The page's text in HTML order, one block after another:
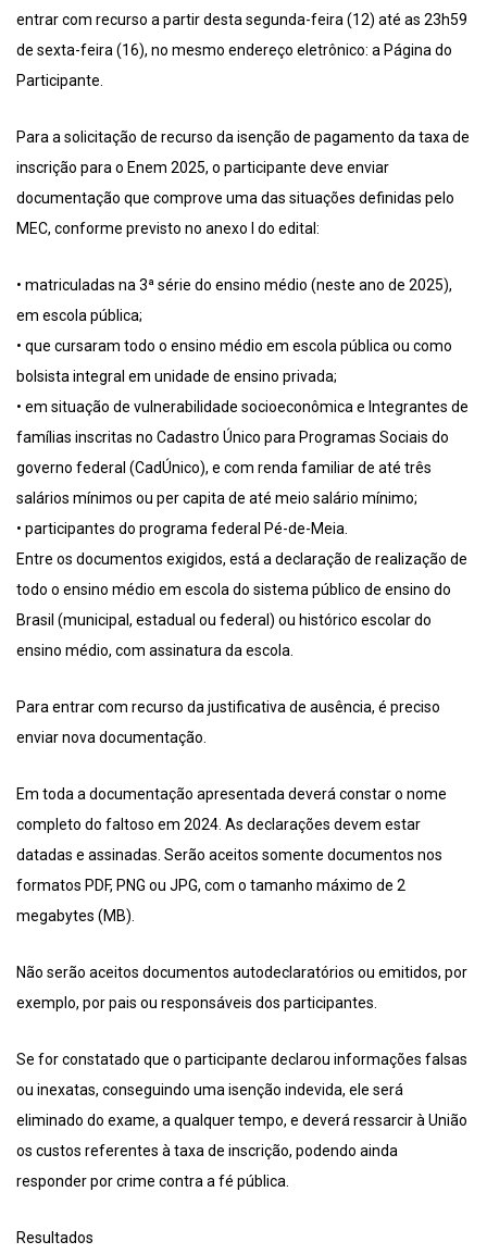
entrar com recurso a partir desta segunda-feira (12) até as 23h59
de sexta-feira (16), no mesmo endereço eletrônico: a Página do
Participante.
Para a solicitação de recurso da isenção de pagamento da taxa de
inscrição para o Enem 2025, o participante deve enviar
documentação que comprove uma das situações definidas pelo
MEC, conforme previsto no anexo I do edital:
• matriculadas na 3ª série do ensino médio (neste ano de 2025),
em escola pública;
• que cursaram todo o ensino médio em escola pública ou como
bolsista integral em unidade de ensino privada;
• em situação de vulnerabilidade socioeconômica e Integrantes de
famílias inscritas no Cadastro Único para Programas Sociais do
governo federal (CadÚnico), e com renda familiar de até três
salários mínimos ou per capita de até meio salário mínimo;
• participantes do programa federal Pé-de-Meia.
Entre os documentos exigidos, está a declaração de realização de
todo o ensino médio em escola do sistema público de ensino do
Brasil (municipal, estadual ou federal) ou histórico escolar do
ensino médio, com assinatura da escola.
Para entrar com recurso da justificativa de ausência, é preciso
enviar nova documentação.
Em toda a documentação apresentada deverá constar o nome
completo do faltoso em 2024. As declarações devem estar
datadas e assinadas. Serão aceitos somente documentos nos
formatos PDF, PNG ou JPG, com o tamanho máximo de 2
megabytes (MB).
Não serão aceitos documentos autodeclaratórios ou emitidos, por
exemplo, por pais ou responsáveis dos participantes.
Se for constatado que o participante declarou informações falsas
ou inexatas, conseguindo uma isenção indevida, ele será
eliminado do exame, a qualquer tempo, e deverá ressarcir à União
os custos referentes à taxa de inscrição, podendo ainda
responder por crime contra a fé pública.
Resultados